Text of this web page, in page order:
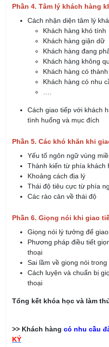
Phần 4. Tâm lý khách hàng
Cách nhận diện tâm lý
Khách hàng khó tính
Khách hàng giận dữ
Khách hàng đang
Khách hàng không
Khách hàng có
Khách hàng có nhu
Cách giao tiếp với khách
tình huống và mục đích
Phần 5. Các khó khăn khi
Yếu tố ngôn ngữ vùng
Thành kiến từ phía khách
Khoảng cách địa lý
Thái độ tiêu cực từ phía
Các rào cản về thái độ
Phần 6. Giọng nói khi giao
Giọng nói lý tưởng để
Phương pháp điều tiết
thoại
Sai lầm về giọng nói
Cách luyện và chuẩn bị
thoại
Tổng kết khóa học và làm
>> Khách hàng có nhu cầu
KÝ